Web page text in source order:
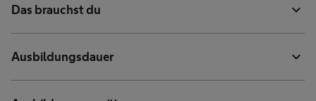
Das brauchst du expand_more
Ausbildungsdauer expand_more